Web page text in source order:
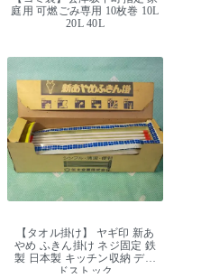
庭用 可燃ごみ専用 10枚巻 10L
20L 40L
【タオル掛け】 ヤギ印 新あ
やめ ふきん掛け ネジ固定 鉄
製 日本製 キッチン収納 デッ
ドストック